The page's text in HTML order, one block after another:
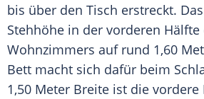
bis über den Tisch erstreckt.
Stehhöhe in der vorderen Hälfte
Wohnzimmers auf rund 1,60
Bett macht sich dafür beim
1,50 Meter Breite ist die vordere